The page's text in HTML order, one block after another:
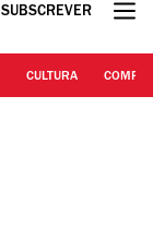
SUBSCREVER
CULTURA